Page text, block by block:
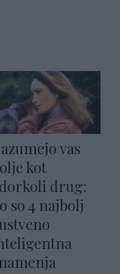
vas
kot
drug:
so 4 najbolj